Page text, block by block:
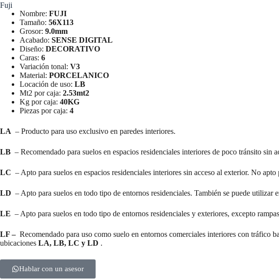
Fuji
Nombre: FUJI
Tamaño: 56X113
Grosor: 9.0mm
Acabado: SENSE DIGITAL
Diseño: DECORATIVO
Caras: 6
Variación tonal: V3
Material: PORCELANICO
Locación de uso: LB
Mt2 por caja: 2.53mt2
Kg por caja: 40KG
Piezas por caja: 4
LA – Producto para uso exclusivo en paredes interiores.
LB – Recomendado para suelos en espacios residenciales interiores de poco tránsito
LC – Apto para suelos en espacios residenciales interiores sin acceso al exterior. No
LD – Apto para suelos en todo tipo de entornos residenciales. También se puede utilizar
LE – Apto para suelos en todo tipo de entornos residenciales y exteriores, excepto
LF – Recomendado para uso como suelo en entornos comerciales interiores con
ubicaciones LA, LB, LC y LD .
Hablar con un asesor